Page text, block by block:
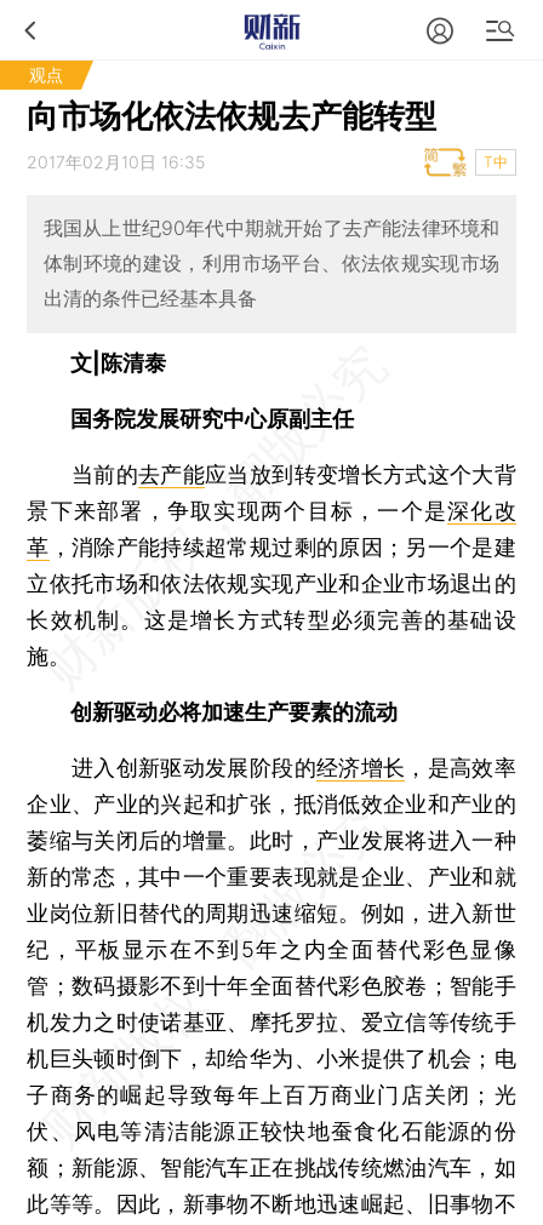
观点
向市场化依法依规去产能转型
2017年02月10日 16:35 T中
我国从上世纪90年代中期就开始了去产能法律环境和
体制环境的建设，利用市场平台、依法依规实现市场
出清的条件已经基本具备
文|陈清泰
国务院发展研究中心原副主任
当前的去产能应当放到转变增长方式这个大背
景下来部署，争取实现两个目标，一个是深化改
革 ，消除产能持续超常规过剩的原因；另一个是建
立依托市场和依法依规实现产业和企业市场退出的
长效机制。这是增长方式转型必须完善的基础设
施。
创新驱动必将加速生产要素的流动
进入创新驱动发展阶段的经济增长 ，是高效率
企业、产业的兴起和扩张，抵消低效企业和产业的
萎缩与关闭后的增量。此时，产业发展将进入一种
新的常态，其中一个重要表现就是企业、产业和就
业岗位新旧替代的周期迅速缩短。例如，进入新世
纪，平板显示在不到5年之内全面替代彩色显像
管；数码摄影不到十年全面替代彩色胶卷；智能手
机发力之时使诺基亚、摩托罗拉、爱立信等传统手
机巨头顿时倒下，却给华为、小米提供了机会；电
子商务的崛起导致每年上百万商业门店关闭；光
伏、风电等清洁能源正较快地蚕食化石能源的份
额；新能源、智能汽车正在挑战传统燃油汽车，如
此等等。因此，新事物不断地迅速崛起、旧事物不